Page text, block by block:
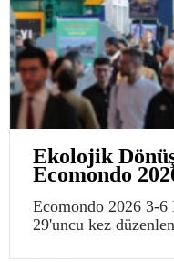
Ekolojik
Ecomondo
Ecomondo 2026 3-6
29'uncu kez